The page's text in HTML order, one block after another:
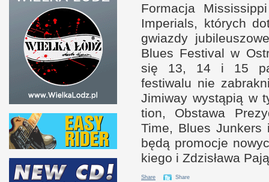
For­macja
Imperials, których
gwiazdy
Blues Festivalw O
się 13, 14 i 15
festiwalu nie
Jimiway wystąpią w t
tion, Obstawa
Time, Blues Jun­kers
będą promocje
kiego i Zdzisława
Share Share